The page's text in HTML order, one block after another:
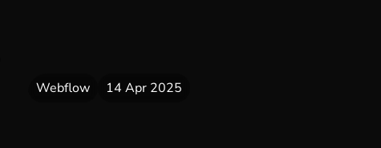
Webflow 14 Apr 2025